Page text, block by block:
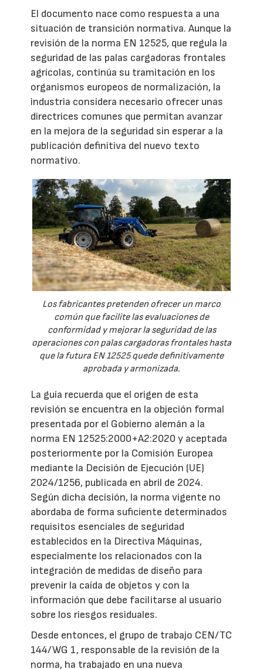
El documento nace como respuesta a una
situación de transición normativa. Aunque la
revisión de la norma EN 12525, que regula la
seguridad de las palas cargadoras frontales
agrícolas, continúa su tramitación en los
organismos europeos de normalización, la
industria considera necesario ofrecer unas
directrices comunes que permitan avanzar
en la mejora de la seguridad sin esperar a la
publicación definitiva del nuevo texto
normativo.
Los fabricantes pretenden ofrecer un marco
común que facilite las evaluaciones de
conformidad y mejorar la seguridad de las
operaciones con palas cargadoras frontales hasta
que la futura EN 12525 quede definitivamente
aprobada y armonizada.
La guía recuerda que el origen de esta
revisión se encuentra en la objeción formal
presentada por el Gobierno alemán a la
norma EN 12525:2000+A2:2020 y aceptada
posteriormente por la Comisión Europea
mediante la Decisión de Ejecución (UE)
2024/1256, publicada en abril de 2024.
Según dicha decisión, la norma vigente no
abordaba de forma suficiente determinados
requisitos esenciales de seguridad
establecidos en la Directiva Máquinas,
especialmente los relacionados con la
integración de medidas de diseño para
prevenir la caída de objetos y con la
información que debe facilitarse al usuario
sobre los riesgos residuales.
Desde entonces, el grupo de trabajo CEN/TC
144/WG 1, responsable de la revisión de la
norma, ha trabajado en una nueva